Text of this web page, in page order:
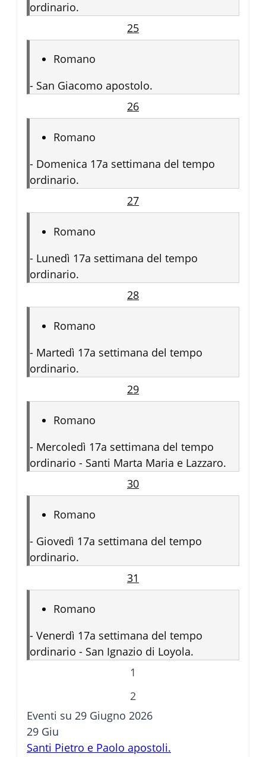
ordinario.
25
Romano
- San Giacomo apostolo.
26
Romano
- Domenica 17a settimana del tempo
ordinario.
27
Romano
- Lunedì 17a settimana del tempo
ordinario.
28
Romano
- Martedì 17a settimana del tempo
ordinario.
29
Romano
- Mercoledì 17a settimana del tempo
ordinario - Santi Marta Maria e Lazzaro.
30
Romano
- Giovedì 17a settimana del tempo
ordinario.
31
Romano
- Venerdì 17a settimana del tempo
ordinario - San Ignazio di Loyola.
1
2
Eventi su 29 Giugno 2026
29 Giu
Santi Pietro e Paolo apostoli.